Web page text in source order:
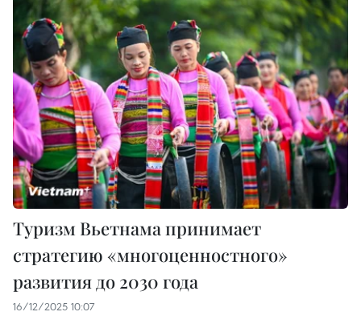
Туризм Вьетнама принимает
стратегию «многоценностного»
развития до 2030 года
16/12/2025 10:07